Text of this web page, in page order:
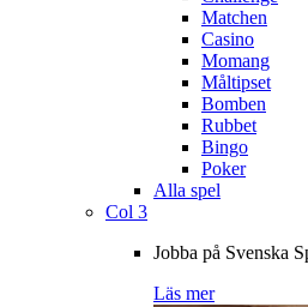
Matchen
Casino
Momang
Måltipset
Bomben
Rubbet
Bingo
Poker
Alla spel
Col 3
Jobba på Svenska
Läs mer